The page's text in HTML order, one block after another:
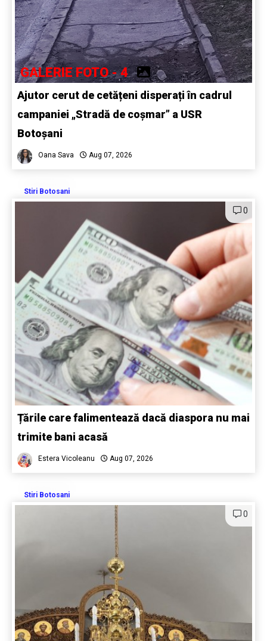
GALERIE FOTO - 4
Ajutor cerut de cetățeni disperați în cadrul
campaniei „Stradă de coșmar” a USR
Botoșani
Oana Sava Aug 07, 2026
Stiri Botosani
0
Țările care falimentează dacă diaspora nu mai
trimite bani acasă
Estera Vicoleanu Aug 07, 2026
Stiri Botosani
0